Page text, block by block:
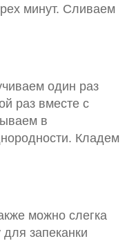
минут. Сливаем
один раз
раз вместе с
в
Кладем
можно слегка
запеканки